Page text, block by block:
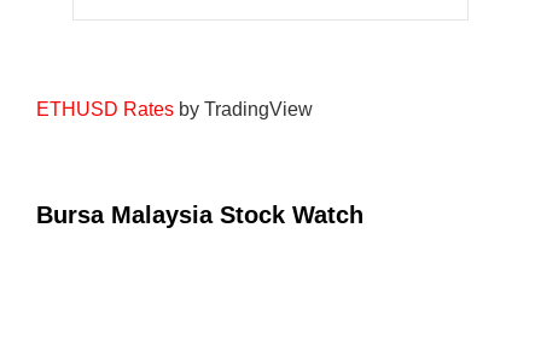
ETHUSD Rates by TradingView
Bursa Malaysia Stock Watch